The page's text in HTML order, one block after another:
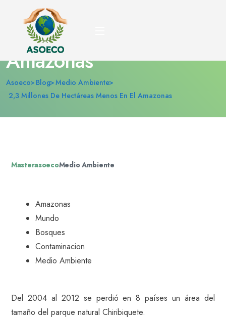
2,3 millones de
hectáreas menos en el
Amazonas
Asoeco Blog Medio Ambiente
2,3 Millones De Hectáreas Menos En El Amazonas
MasterasoecoMedio Ambiente
Amazonas
Mundo
Bosques
Contaminacion
Medio Ambiente
Del 2004 al 2012 se perdió en 8 países un área del
tamaño del parque natural Chiribiquete.